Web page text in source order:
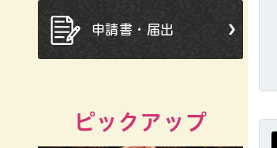
申請書・届出
ピックアップ